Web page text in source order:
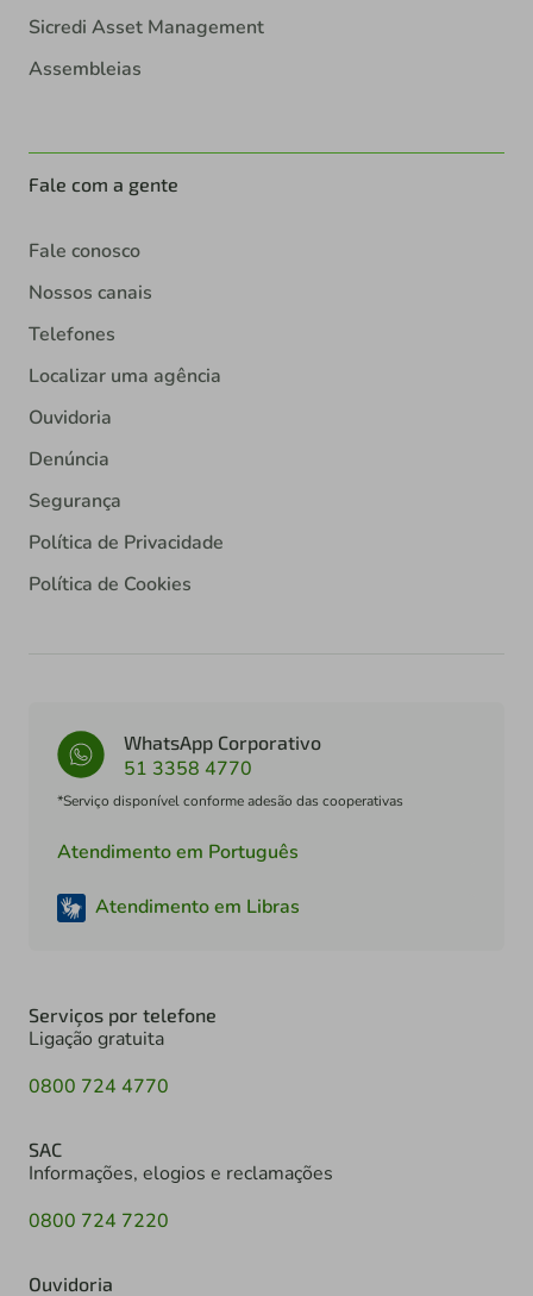
Sicredi Asset Management
Assembleias
Fale com a gente
Fale conosco
Nossos canais
Telefones
Localizar uma agência
Ouvidoria
Denúncia
Segurança
Política de Privacidade
Política de Cookies
WhatsApp Corporativo
51 3358 4770
*Serviço disponível conforme adesão das cooperativas
Atendimento em Português
Atendimento em Libras
Serviços por telefone
Ligação gratuita
0800 724 4770
SAC
Informações, elogios e reclamações
0800 724 7220
Ouvidoria